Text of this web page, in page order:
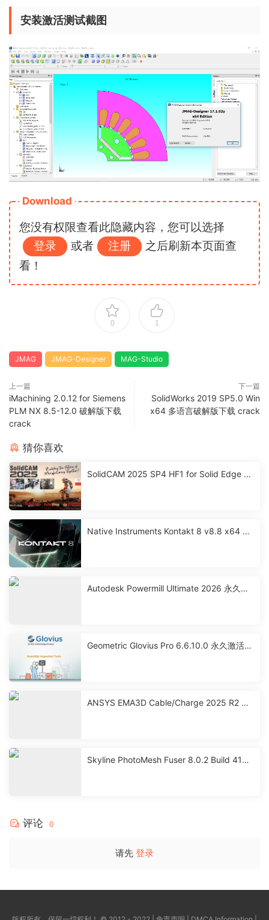
安装激活测试截图
Download
您没有权限查看此隐藏内容，您可以选择
登录
或者 注册
之后刷新本页面查
看！
0 1
JMAG JMAG-Designer MAG-Studio
上一篇
iMachining 2.0.12 for Siemens
PLM NX 8.5-12.0 破解版下载
crack
下一篇
SolidWorks 2019 SP5.0 Win
x64 多语言破解版下载 crack
猜你喜欢
SolidCAM 2025 SP4 HF1 for Solid Edge 激
Native Instruments Kontakt 8 v8.8 x64 永
Autodesk Powermill Ultimate 2026 永久激
Geometric Glovius Pro 6.6.10.0 永久激活破
ANSYS EMA3D Cable/Charge 2025 R2 永
Skyline PhotoMesh Fuser 8.0.2 Build 4101
评论 0
请先 登录